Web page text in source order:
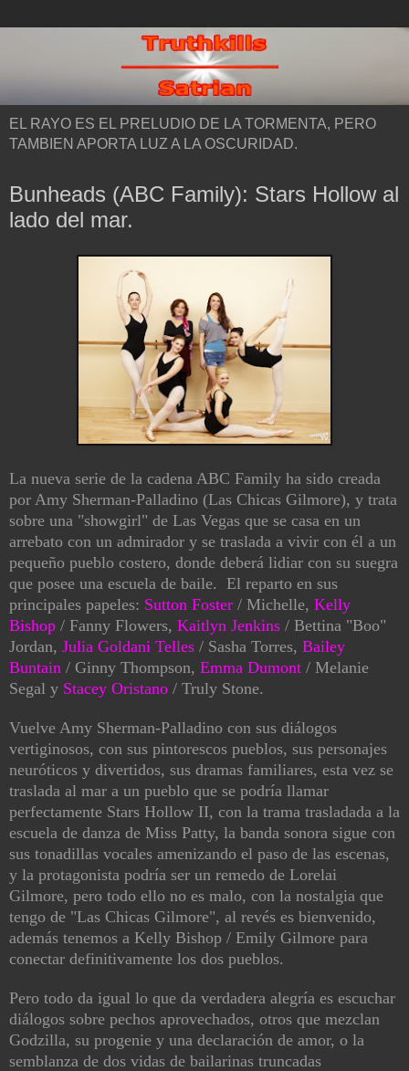
EL RAYO ES EL PRELUDIO DE LA TORMENTA, PERO
TAMBIEN APORTA LUZ A LA OSCURIDAD.
Bunheads (ABC Family): Stars Hollow al
lado del mar.
La nueva serie de la cadena ABC Family ha sido creada
por Amy Sherman-Palladino (Las Chicas Gilmore), y trata
sobre una "showgirl" de Las Vegas que se casa en un
arrebato con un admirador y se traslada a vivir con él a un
pequeño pueblo costero, donde deberá lidiar con su suegra
que posee una escuela de baile. El reparto en sus
principales papeles: Sutton Foster / Michelle, Kelly
Bishop / Fanny Flowers, Kaitlyn Jenkins / Bettina "Boo"
Jordan, Julia Goldani Telles / Sasha Torres, Bailey
Buntain / Ginny Thompson, Emma Dumont / Melanie
Segal y Stacey Oristano / Truly Stone.
Vuelve Amy Sherman-Palladino con sus diálogos
vertiginosos, con sus pintorescos pueblos, sus personajes
neuróticos y divertidos, sus dramas familiares, esta vez se
traslada al mar a un pueblo que se podría llamar
perfectamente Stars Hollow II, con la trama trasladada a la
escuela de danza de Miss Patty, la banda sonora sigue con
sus tonadillas vocales amenizando el paso de las escenas,
y la protagonista podría ser un remedo de Lorelai
Gilmore, pero todo ello no es malo, con la nostalgia que
tengo de "Las Chicas Gilmore", al revés es bienvenido,
además tenemos a Kelly Bishop / Emily Gilmore para
conectar definitivamente los dos pueblos.
Pero todo da igual lo que da verdadera alegría es escuchar
diálogos sobre pechos aprovechados, otros que mezclan
Godzilla, su progenie y una declaración de amor, o la
semblanza de dos vidas de bailarinas truncadas